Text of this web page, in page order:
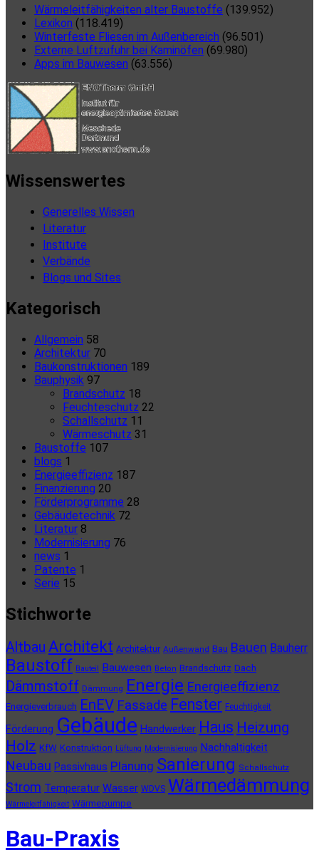
Wärmeleitfähigkeiten alter Baustoffe (139.952)
Lexikon (118.419)
Winterfeste Fliesen im Außenbereich (96.501)
Externe Luftzufuhr bei Kaminöfen (69.980)
Apps im Bauwesen (63.556)
Wissenswertes
Generelles Wissen
Literatur
Institute
Verbände
Blogs und Sites
Kategorisch
Allgemein 58
Architektur 70
Baukonstruktionen 189
Bauphysik 97
Brandschutz 18
Feuchteschutz 22
Schallschutz 11
Wärmeschutz 31
Baustoffe 107
blogs 1
Energieeffizienz 187
Finanzierung 20
Förderprogramme 28
Gebäudetechnik 72
Literatur 8
Modernisierung 76
news 1
Patente 1
Serie 15
Stichworte
Altbau Architekt Architektur Außenwand Bau Bauen Bauherr
Baustoff Bauteil Bauwesen Beton Brandschutz Dach
Dämmstoff Dämmung Energie Energieeffizienz
Energieverbrauch EnEV Fassade Fenster Feuchtigkeit
Förderung Gebäude Handwerker Haus Heizung
Holz KfW Konstruktion Lüftung Modernisierung Nachhaltigkeit
Neubau Passivhaus Planung Sanierung Schallschutz
Strom Temperatur Wasser WDVS Wärmedämmung
Wärmeleitfähigkeit Wärmepumpe
Bau-Praxis